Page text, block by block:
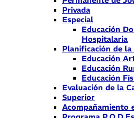
Privada
Especial
Educación
Hospitalaria
Planificación de
Educación
Educación
Educación
Evaluación de la
Superior
Acompañamiento